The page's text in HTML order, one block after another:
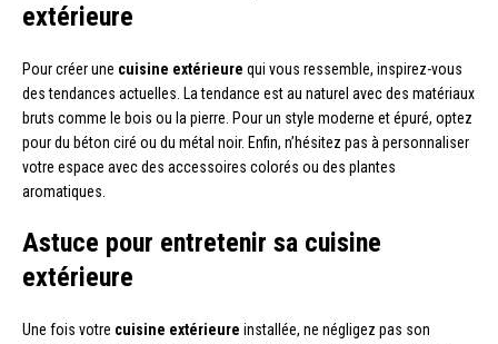
extérieure
Pour créer une cuisine extérieure qui vous ressemble, inspirez-vous
des tendances actuelles. La tendance est au naturel avec des matériaux
bruts comme le bois ou la pierre. Pour un style moderne et épuré, optez
pour du béton ciré ou du métal noir. Enfin, n’hésitez pas à personnaliser
votre espace avec des accessoires colorés ou des plantes
aromatiques.
Astuce pour entretenir sa cuisine
extérieure
Une fois votre cuisine extérieure installée, ne négligez pas son